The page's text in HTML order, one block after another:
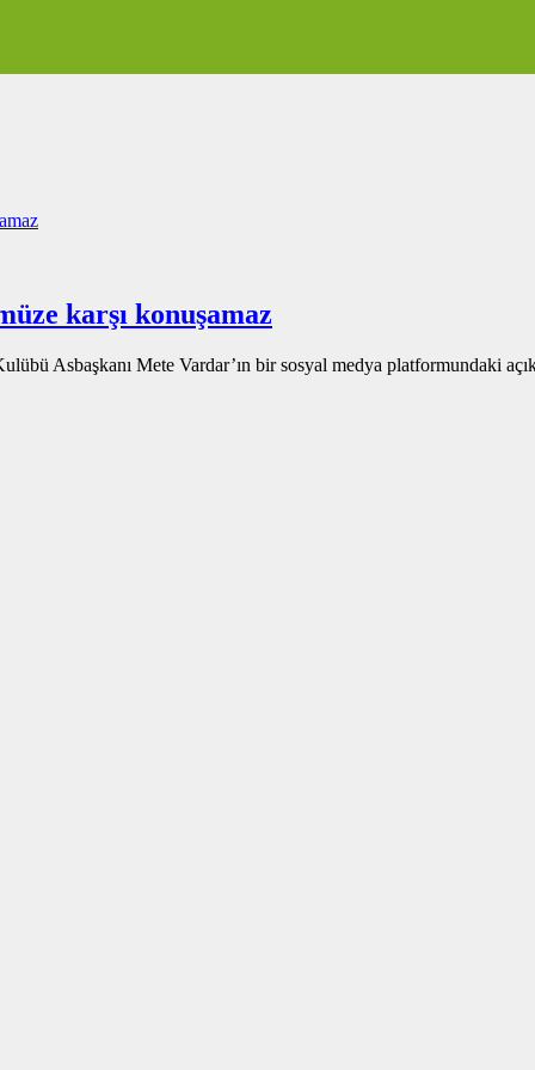
karşı konuşamaz
Asbaşkanı Mete Vardar’ın bir sosyal medya platformundaki